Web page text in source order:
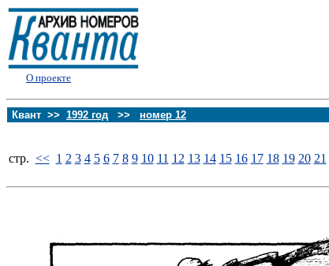
О проекте
Квант >> 1992 год >> номер 12
стp. << 1 2 3 4 5 6 7 8 9 10 11 12 13 14 15 16 17 18 19 20 21